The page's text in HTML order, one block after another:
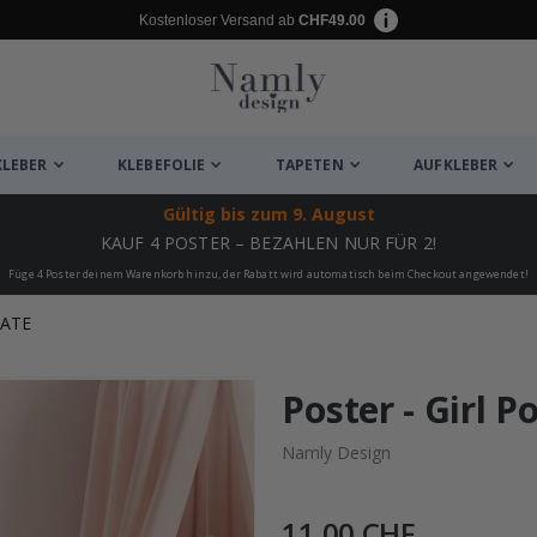
Kostenloser Versand ab CHF49.00
KLEBEFOLIE TAPETEN AUFKLEBER
Gültig bis zum 9. August
KAUF 4 POSTER – BEZAHLEN NUR FÜR 2!
Füge 4 Poster deinem Warenkorb hinzu, der Rabatt wird automatisch beim Checkout angewendet!
Poster - Girl
Namly Design